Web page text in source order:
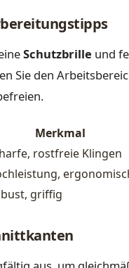
Schutzbrille und
Sie den
Merkmal
rostfreie Klingen
griffig